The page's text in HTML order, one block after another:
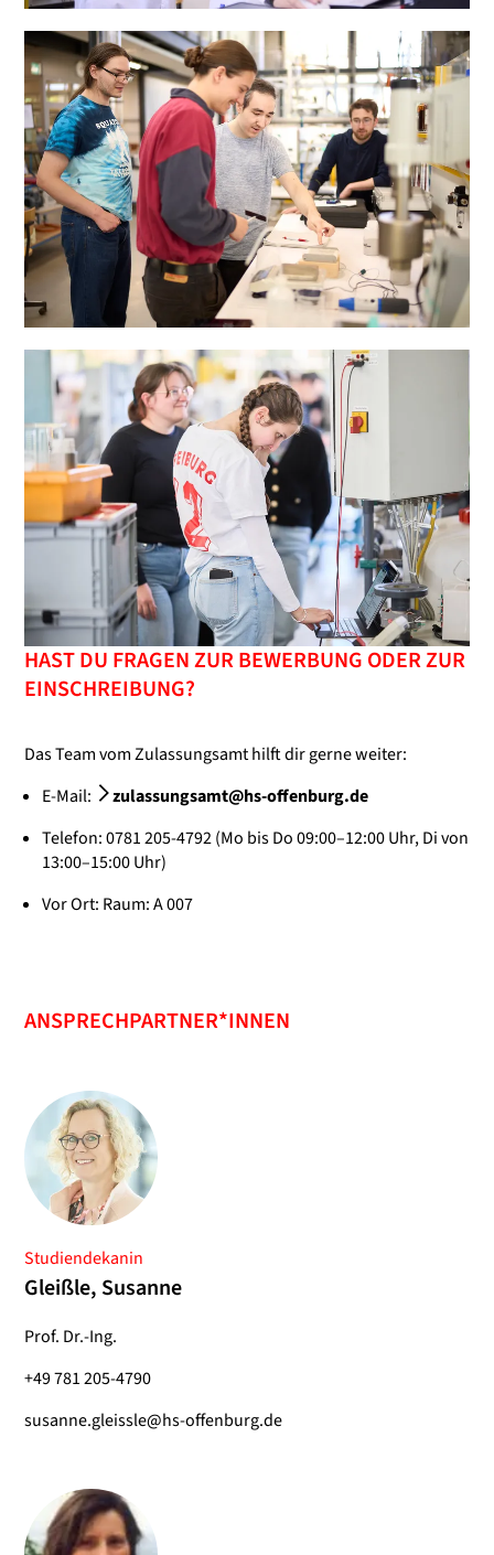
HAST DU FRAGEN ZUR BEWERBUNG ODER ZUR
EINSCHREIBUNG?
Das Team vom Zulassungsamt hilft dir gerne weiter:
E-Mail:
zulassungsamt@hs-offenburg.de
Telefon: 0781 205-4792 (Mo bis Do 09:00–12:00 Uhr, Di von
13:00–15:00 Uhr)
Vor Ort: Raum: A 007
ANSPRECHPARTNER*INNEN
Studiendekanin
Gleißle, Susanne
Prof. Dr.-Ing.
+49 781 205-4790
susanne.gleissle@hs-offenburg.de